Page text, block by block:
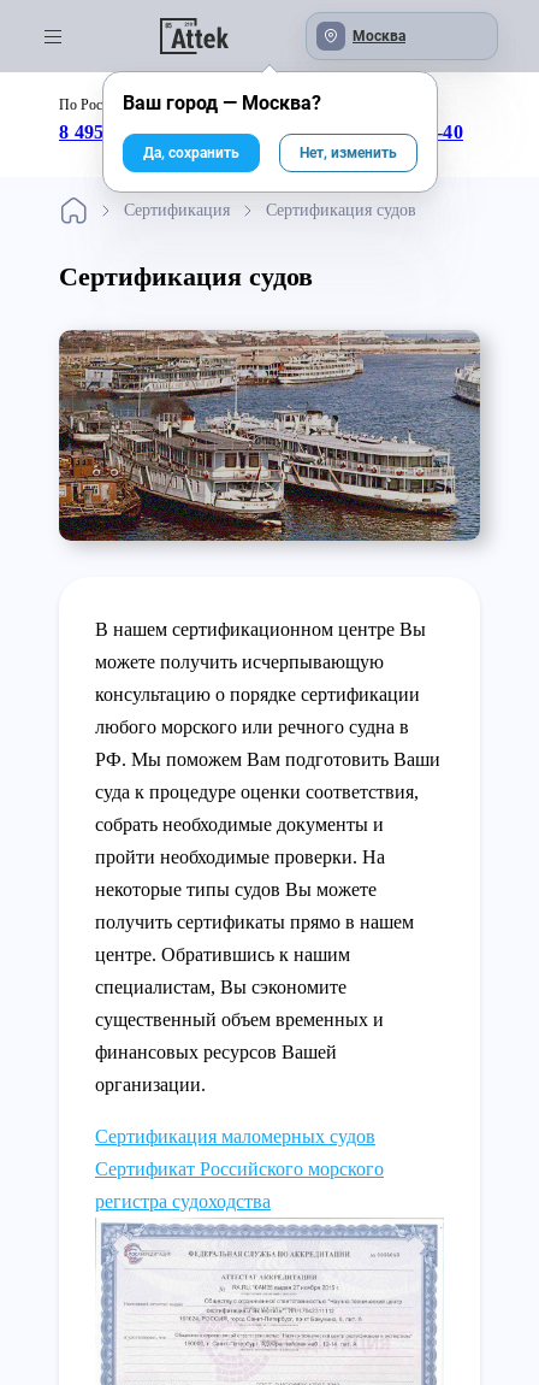
Москва
По России бесплатно:
8 495 246-04-43 8 800 333-25-40
Сертификация Сертификация судов
Сертификация судов
В нашем сертификационном центре Вы
можете получить исчерпывающую
консультацию о порядке сертификации
любого морского или речного судна в
РФ. Мы поможем Вам подготовить Ваши
суда к процедуре оценки соответствия,
собрать необходимые документы и
пройти необходимые проверки. На
некоторые типы судов Вы можете
получить сертификаты прямо в нашем
центре. Обратившись к нашим
специалистам, Вы сэкономите
существенный объем временных и
финансовых ресурсов Вашей
организации.
Сертификация маломерных судов
Сертификат Российского морского
регистра судоходства
Ваш город — Москва?
Да, сохранить Нет, изменить